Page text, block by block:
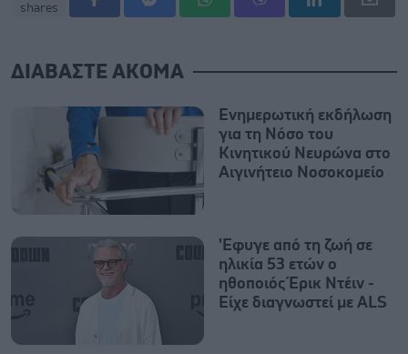
shares
ΔΙΑΒΑΣΤΕ ΑΚΟΜΑ
Ενημερωτική εκδήλωση
για τη Νόσο του
Κινητικού Νευρώνα στο
Αιγινήτειο Νοσοκομείο
'Εφυγε από τη ζωή σε
ηλικία 53 ετών ο
ηθοποιός Έρικ Ντέιν -
Eίχε διαγνωστεί με ALS